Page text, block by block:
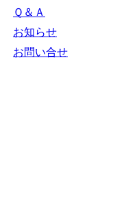
Ｑ＆Ａ
お知らせ
お問い合せ